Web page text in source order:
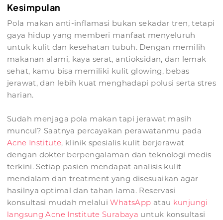
Kesimpulan
Pola makan anti-inflamasi bukan sekadar tren, tetapi
gaya hidup yang memberi manfaat menyeluruh
untuk kulit dan kesehatan tubuh. Dengan memilih
makanan alami, kaya serat, antioksidan, dan lemak
sehat, kamu bisa memiliki kulit glowing, bebas
jerawat, dan lebih kuat menghadapi polusi serta stres
harian.
Sudah menjaga pola makan tapi jerawat masih
muncul? Saatnya percayakan perawatanmu pada
Acne Institute, klinik spesialis kulit berjerawat
dengan dokter berpengalaman dan teknologi medis
terkini. Setiap pasien mendapat analisis kulit
mendalam dan treatment yang disesuaikan agar
hasilnya optimal dan tahan lama. Reservasi
konsultasi mudah melaluiWhatsApp atau kunjungi
langsung Acne Institute Surabaya untuk konsultasi